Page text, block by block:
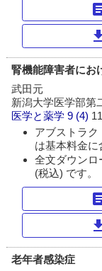
腎機能障害者にお
武田元
新潟大学医学部第
医学と薬学 9 (4)
アブストラク
は基本料金に
全文ダウンロ
(税込) です。
老年者感染症